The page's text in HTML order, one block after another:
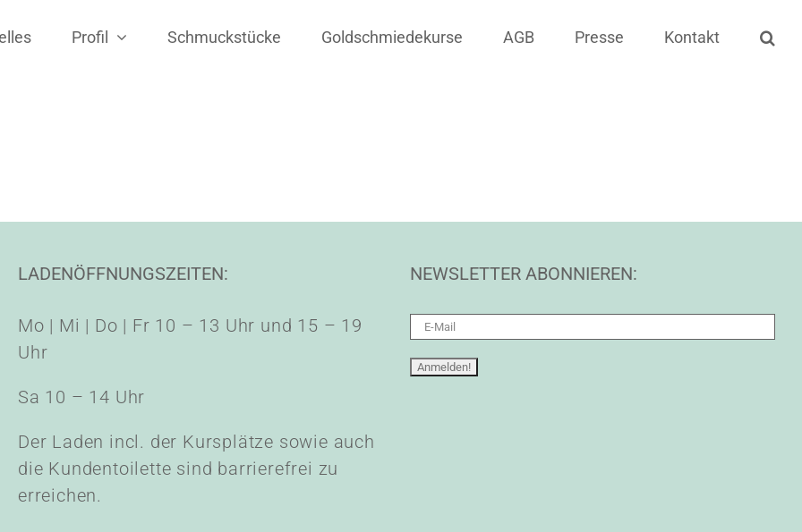
Profil Schmuckstücke Goldschmiedekurse AGB Presse Kontakt
LADENÖFFNUNGSZEITEN:
Mo | Mi | Do | Fr 10 – 13 Uhr und 15 – 19
Uhr
Sa 10 – 14 Uhr
Der Laden incl. der Kursplätze sowie auch
die Kundentoilette sind barrierefrei zu
erreichen.
NEWSLETTER ABONNIEREN: